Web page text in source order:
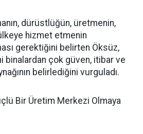
dürüstlüğün, üretmenin,
hizmet etmenin
gerektiğini belirten Öksüz,
binalardan çok güven, itibar ve
belirlediğini vurguladı.
Bir Üretim Merkezi Olmaya